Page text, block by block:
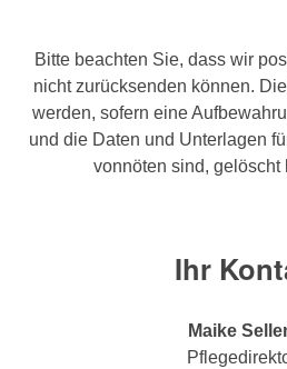
Bitte beachten Sie, dass wir
nicht zurücksenden können.
werden, sofern eine
und die Daten und Unterlagen
vonnöten sind, gelöscht
Ihr
Maike